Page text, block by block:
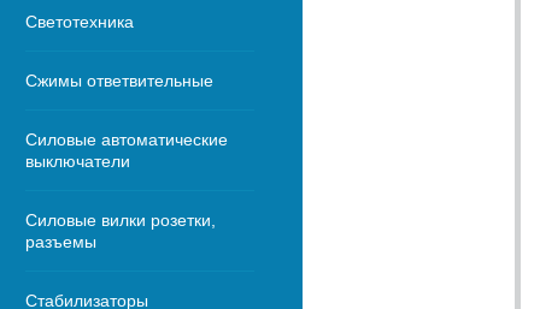
Светотехника
Сжимы ответвительные
Силовые автоматические
выключатели
Силовые вилки розетки,
разъемы
Стабилизаторы